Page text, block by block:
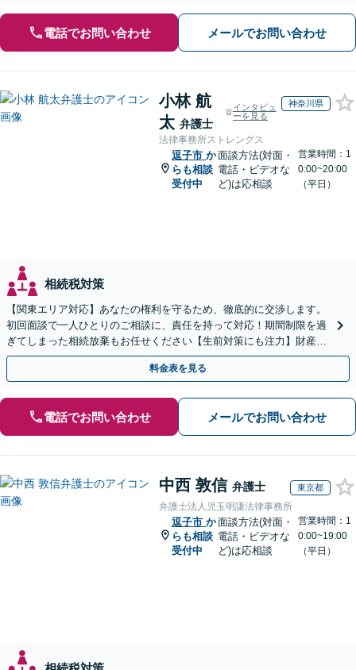
電話でお問い合わせ メールでお問い合わせ
小林 航
太 弁護士
インタビュ
ーを見る
神奈川県
法律事務所ストレングス
逗子市 か
らも相談
受付中
面談方法(対面・
電話・ビデオな
ど)は応相談
営業時間：1
0:00~20:00
（平日）
相続税対策
【関東エリア対応】あなたの権利を守るため、徹底的に交渉します。
初回面談で一人ひとりのご相談に、責任を持って対応！期間制限を過
ぎてしまった相続放棄もお任せください【生前対策にも注力】財産管
理から遺言書の作成・執行まで、一括してサポート
料金表を見る
電話でお問い合わせ メールでお問い合わせ
中西 敦信 弁護士 東京都
弁護士法人児玉明謙法律事務所
逗子市 か
らも相談
受付中
面談方法(対面・
電話・ビデオな
ど)は応相談
営業時間：1
0:00~19:00
（平日）